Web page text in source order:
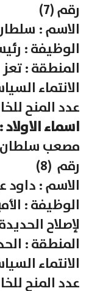
رقم (7)
الاسم :
الوظيفة :
المنطقة : تعز
الانتماء
عدد المنح
اسماء الاولاد :
مصعب سلطان
رقم (8)
الاسم : داود
الوظيفة :
لإصلاح
المنطقة :
الانتماء
عدد المنح